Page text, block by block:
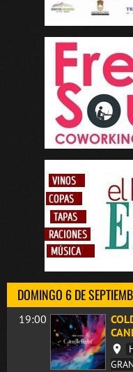
DOMINGO 6 DE
19:00